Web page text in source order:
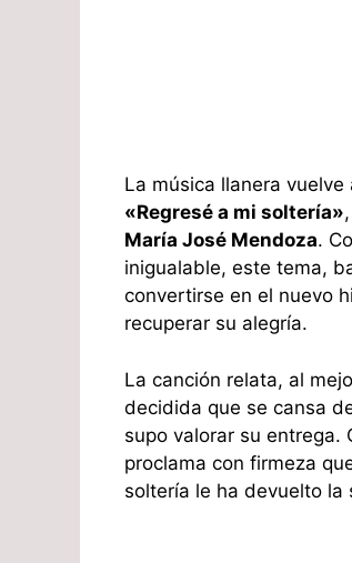
La música llanera
«Regresé a mi soltería»
María José Mendoza.
inigualable, este tema,
convertirse en el nuevo
recuperar su alegría.
La canción relata, al
decidida que se cansa
supo valorar su entrega.
proclama con firmeza
soltería le ha devuelto la